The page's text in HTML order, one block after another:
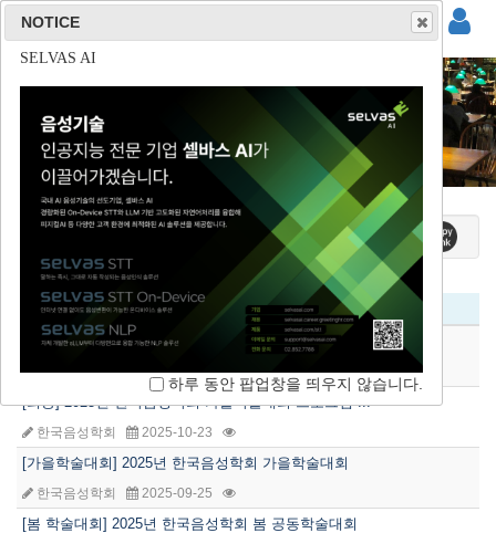
대회안내
홈 / 학술대회 / 대회안내
제목
[봄 학술대회] 2026년 한국음성학회-한국음운론학회 ...
한국음성학회 2026-04-12
[최종] 2025년 한국음성학회 가을학술대회 프로그램 ...
한국음성학회 2025-10-23
[가을학술대회] 2025년 한국음성학회 가을학술대회
한국음성학회 2025-09-25
[봄 학술대회] 2025년 한국음성학회 봄 공동학술대회
NOTICE
(주)사운드마인드
하루 동안 팝업창을 띄우지 않습니다.
NOTICE
(주)튜터러스랩스
하루 동안 팝업창을 띄우지 않습니다.
NOTICE
(주)리드스피커코리아
하루 동안 팝업창을 띄우지 않습니다.
NOTICE
SELVAS AI
하루 동안 팝업창을 띄우지 않습니다.